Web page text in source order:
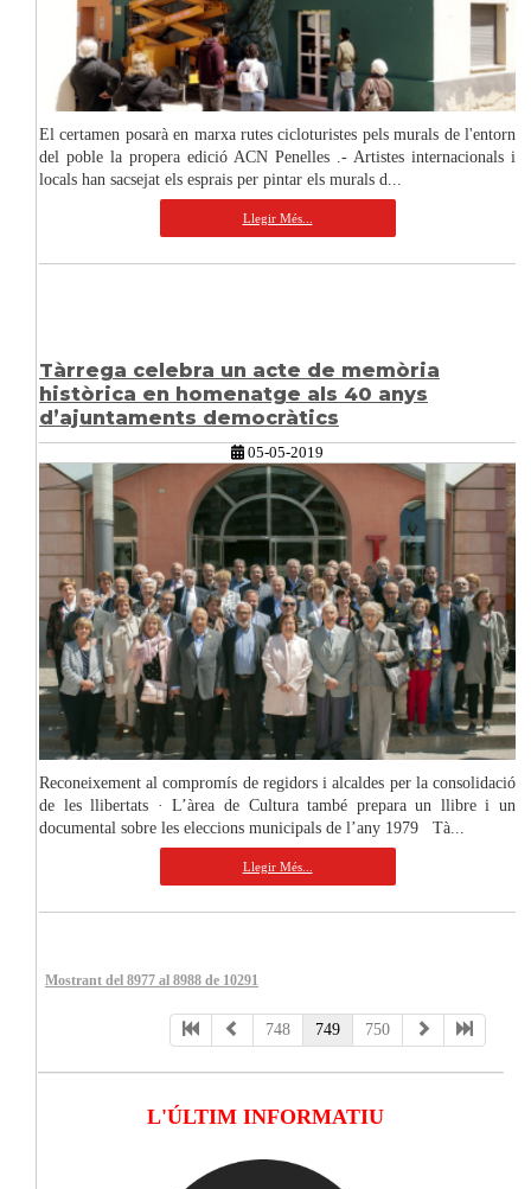
El certamen posarà en marxa rutes cicloturistes pels murals de l'entorn
del poble la propera edició ACN Penelles .- Artistes internacionals i
locals han sacsejat els esprais per pintar els murals d...
Llegir Més...
Tàrrega celebra un acte de memòria
històrica en homenatge als 40 anys
d’ajuntaments democràtics
05-05-2019
Reconeixement al compromís de regidors i alcaldes per la consolidació
de les llibertats · L’àrea de Cultura també prepara un llibre i un
documental sobre les eleccions municipals de l’any 1979 Tà...
Llegir Més...
Mostrant del 8977 al 8988 de 10291
748 749 750
L'ÚLTIM INFORMATIU